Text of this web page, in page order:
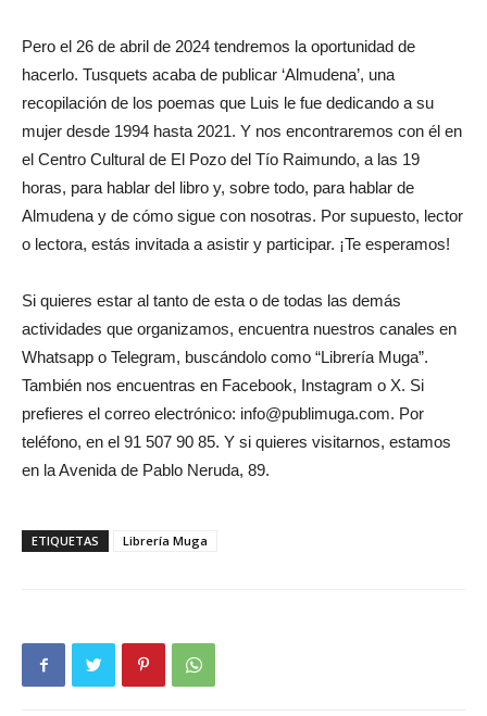
Pero el 26 de abril de 2024 tendremos la oportunidad de
hacerlo. Tusquets acaba de publicar ‘Almudena’, una
recopilación de los poemas que Luis le fue dedicando a su
mujer desde 1994 hasta 2021. Y nos encontraremos con él en
el Centro Cultural de El Pozo del Tío Raimundo, a las 19
horas, para hablar del libro y, sobre todo, para hablar de
Almudena y de cómo sigue con nosotras. Por supuesto, lector
o lectora, estás invitada a asistir y participar. ¡Te esperamos!
Si quieres estar al tanto de esta o de todas las demás
actividades que organizamos, encuentra nuestros canales en
Whatsapp o Telegram, buscándolo como “Librería Muga”.
También nos encuentras en Facebook, Instagram o X. Si
prefieres el correo electrónico: info@publimuga.com. Por
teléfono, en el 91 507 90 85. Y si quieres visitarnos, estamos
en la Avenida de Pablo Neruda, 89.
ETIQUETAS Librería Muga